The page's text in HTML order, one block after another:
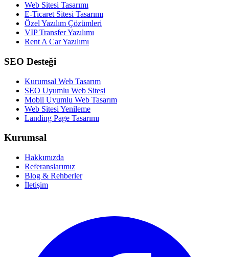
Web Sitesi Tasarımı
E-Ticaret Sitesi Tasarımı
Özel Yazılım Çözümleri
VIP Transfer Yazılımı
Rent A Car Yazılımı
SEO Desteği
Kurumsal Web Tasarım
SEO Uyumlu Web Sitesi
Mobil Uyumlu Web Tasarım
Web Sitesi Yenileme
Landing Page Tasarımı
Kurumsal
Hakkımızda
Referanslarımız
Blog & Rehberler
İletişim